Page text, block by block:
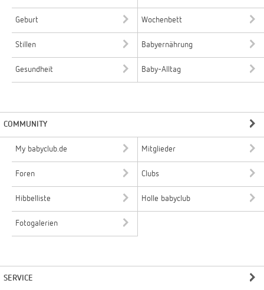
Geburt Wochenbett
Stillen Babyernährung
Gesundheit Baby-Alltag
COMMUNITY
My babyclub.de Mitglieder
Foren Clubs
Hibbelliste Holle babyclub
Fotogalerien
SERVICE